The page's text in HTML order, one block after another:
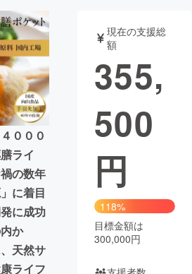
ガジェット
書籍・雑誌
業 チャレンジ
域活性化
Good
CAMPFIRE Creation
と納税
コミュニティ
０００
ライ
の数年
に着目
に成功
か
天然サ
ライフ
現在の支援総
額
355,
500
円
118%
目標金額は
300,000円